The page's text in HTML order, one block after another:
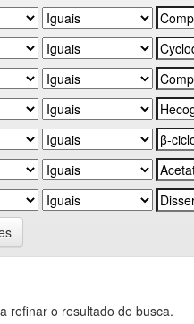
refinar o resultado de busca.